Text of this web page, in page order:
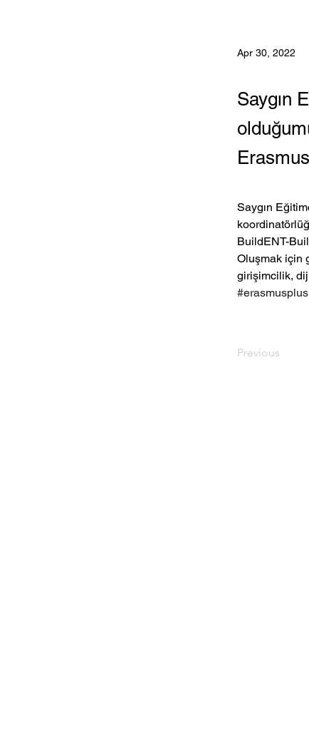
Apr 30, 2022
Saygın
Saygın
BuildENT-
Oluşmak için
girişimcilik,
#erasmusplus
Previous